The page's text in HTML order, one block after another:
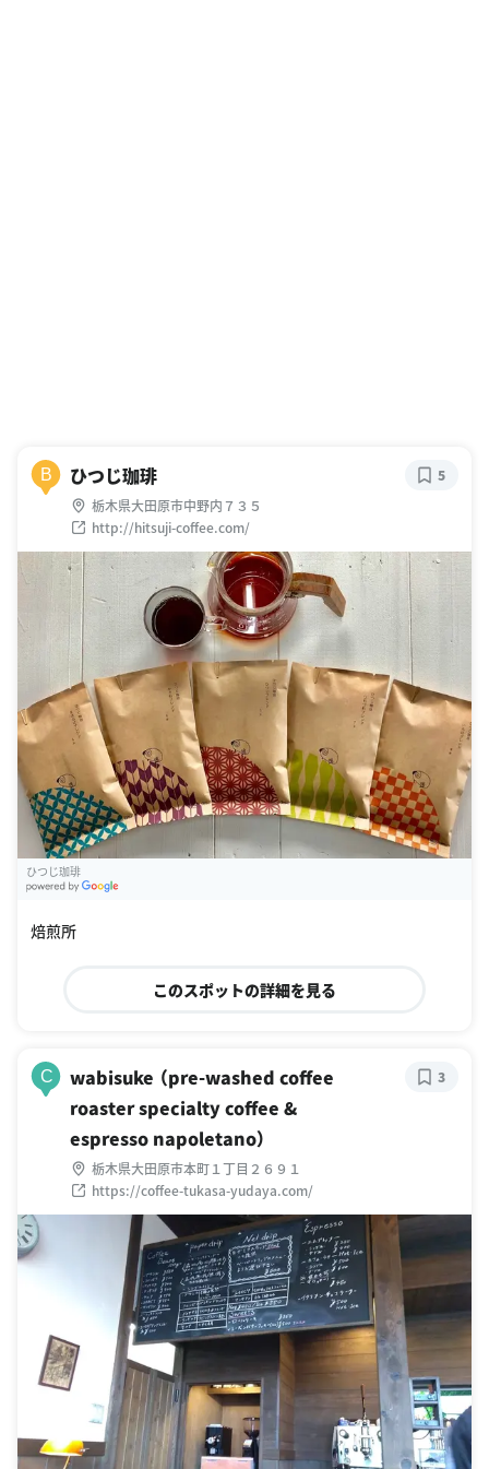
B ひつじ珈琲
栃木県大田原市中野内７３５
http://hitsuji-coffee.com/
5
ひつじ珈琲
焙煎所
このスポットの詳細を見る
C
wabisuke （pre-washed coffee
roaster specialty coffee &
espresso napoletano）
栃木県大田原市本町１丁目２６９１
https://coffee-tukasa-yudaya.com/
3